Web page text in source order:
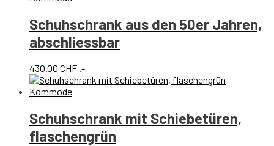
Schuhschrank aus den 50er Jahren,
abschliessbar
430.00 CHF .-
Schuhschrank mit Schiebetüren,
flaschengrün